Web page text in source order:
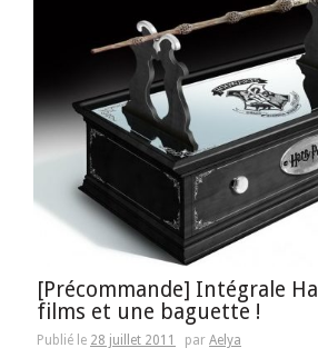
[Précommande] Intégrale
films et une baguette !
Publié le 28 juillet 2011 par Aelya